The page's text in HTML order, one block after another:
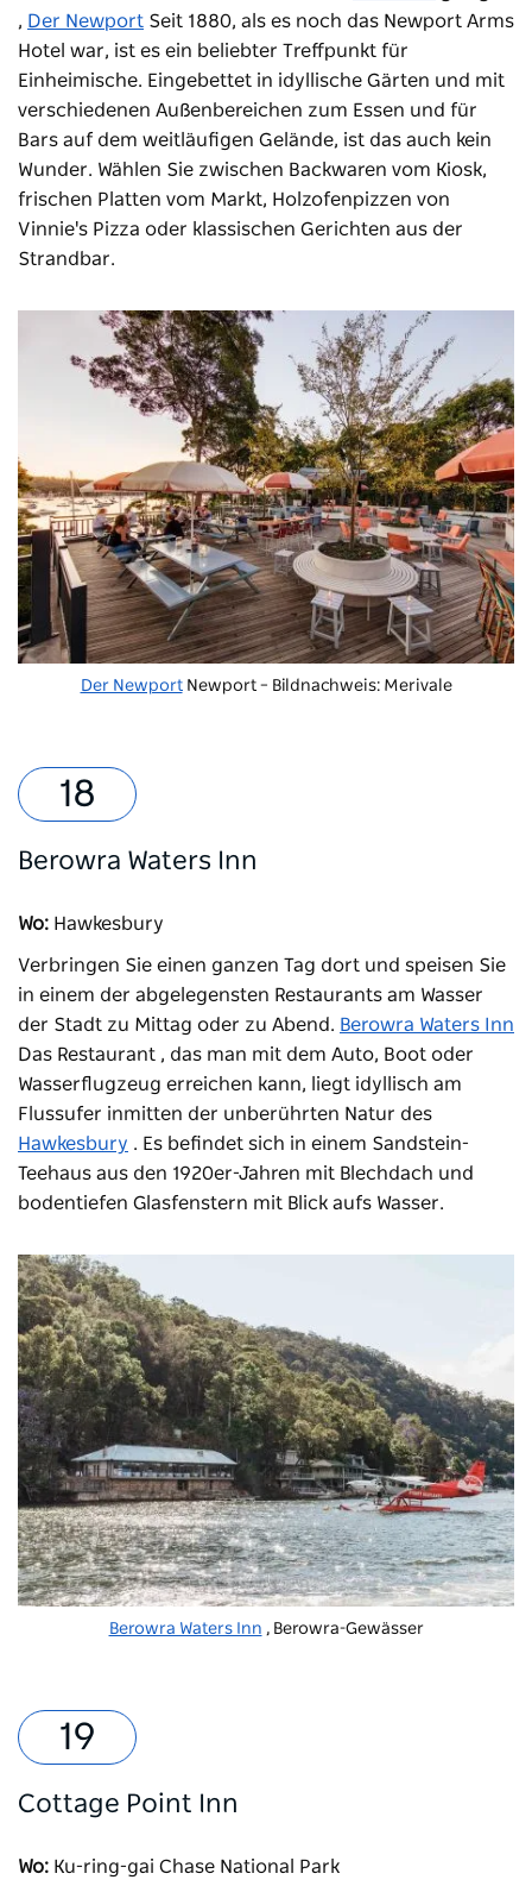
, Der Newport Seit 1880, als es noch das Newport Arms
Hotel war, ist es ein beliebter Treffpunkt für
Einheimische. Eingebettet in idyllische Gärten und mit
verschiedenen Außenbereichen zum Essen und für
Bars auf dem weitläufigen Gelände, ist das auch kein
Wunder. Wählen Sie zwischen Backwaren vom Kiosk,
frischen Platten vom Markt, Holzofenpizzen von
Vinnie's Pizza oder klassischen Gerichten aus der
Strandbar.
Der NewportNewport – Bildnachweis: Merivale
Berowra Waters Inn
Wo: Hawkesbury
Verbringen Sie einen ganzen Tag dort und speisen Sie
in einem der abgelegensten Restaurants am Wasser
der Stadt zu Mittag oder zu Abend. Berowra Waters Inn
Das Restaurant , das man mit dem Auto, Boot oder
Wasserflugzeug erreichen kann, liegt idyllisch am
Flussufer inmitten der unberührten Natur des
Hawkesbury . Es befindet sich in einem Sandstein-
Teehaus aus den 1920er-Jahren mit Blechdach und
bodentiefen Glasfenstern mit Blick aufs Wasser.
Berowra Waters Inn , Berowra-Gewässer
Cottage Point Inn
Wo: Ku-ring-gai Chase National Park